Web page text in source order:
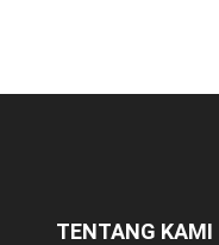
TENTANG KAMI